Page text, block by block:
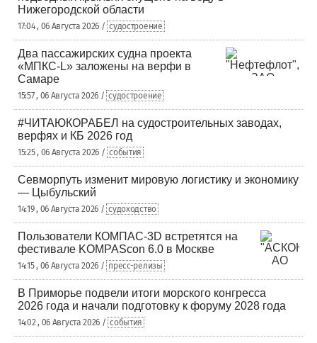
Нижегородской области
17:04 , 06 Августа 2026 / судостроение
Два пассажирских судна проекта
«МПКС-L» заложены на верфи в
Самаре
15:57 , 06 Августа 2026 / судостроение
#ЧИТАЮКОРАБЕЛ на судостроительных заводах,
верфях и КБ 2026 год
15:25 , 06 Августа 2026 / события
Севморпуть изменит мировую логистику и экономику
— Цыбульский
14:19 , 06 Августа 2026 / судоходство
Пользователи КОМПАС-3D встретятся на
фестивале KOMPAScon 6.0 в Москве
14:15 , 06 Августа 2026 / пресс-релизы
В Приморье подвели итоги морского конгресса
2026 года и начали подготовку к форуму 2028 года
14:02 , 06 Августа 2026 / события